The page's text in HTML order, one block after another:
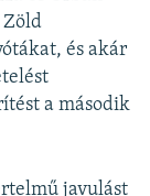
Zöld
és akár
a második
javulást